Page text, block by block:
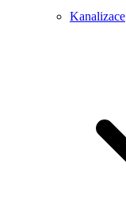
Kanalizace